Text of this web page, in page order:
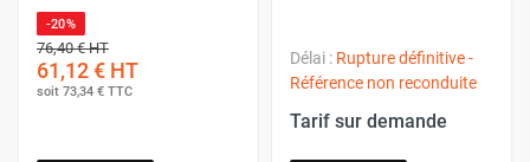
-20%
76,40 €HT
61,12 € HT
soit 73,34 € TTC
Délai : Rupture définitive -
Référence non reconduite
Tarif sur demande